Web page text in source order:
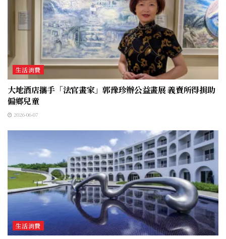
生活消費
大地酒店攜手「法官畫家」郭豫珍辦公益畫展 義賣所得捐助
偏鄉兒童
2026-06-07
生活消費